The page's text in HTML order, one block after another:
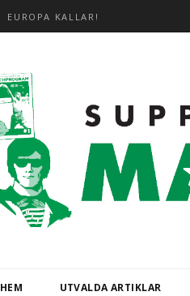
EUROPA KALLAR!
HEM UTVALDA ARTIKLAR